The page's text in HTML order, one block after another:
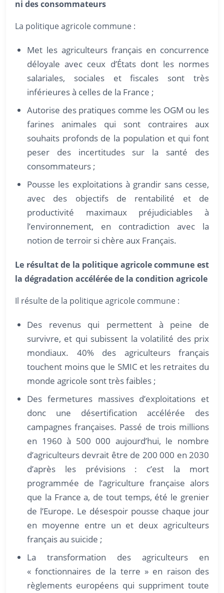
ni des consommateurs
La politique agricole commune :
Met les agriculteurs français en concurrence
déloyale avec ceux d’États dont les normes
salariales, sociales et fiscales sont très
inférieures à celles de la France ;
Autorise des pratiques comme les OGM ou les
farines animales qui sont contraires aux
souhaits profonds de la population et qui font
peser des incertitudes sur la santé des
consommateurs ;
Pousse les exploitations à grandir sans cesse,
avec des objectifs de rentabilité et de
productivité maximaux préjudiciables à
l’environnement, en contradiction avec la
notion de terroir si chère aux Français.
Le résultat de la politique agricole commune est
la dégradation accélérée de la condition agricole
Il résulte de la politique agricole commune :
Des revenus qui permettent à peine de
survivre, et qui subissent la volatilité des prix
mondiaux. 40% des agriculteurs français
touchent moins que le SMIC et les retraites du
monde agricole sont très faibles ;
Des fermetures massives d’exploitations et
donc une désertification accélérée des
campagnes françaises. Passé de trois millions
en 1960 à 500 000 aujourd’hui, le nombre
d’agriculteurs devrait être de 200 000 en 2030
d’après les prévisions : c’est la mort
programmée de l’agriculture française alors
que la France a, de tout temps, été le grenier
de l’Europe. Le désespoir pousse chaque jour
en moyenne entre un et deux agriculteurs
français au suicide ;
La transformation des agriculteurs en
« fonctionnaires de la terre » en raison des
règlements européens qui suppriment toute